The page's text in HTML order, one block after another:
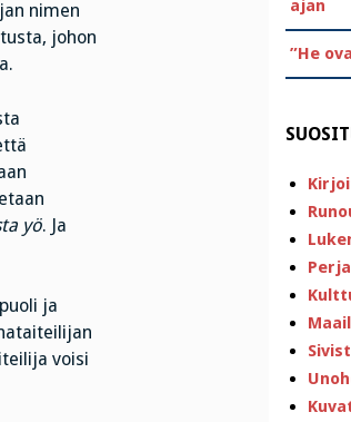
nimen
johon
yö. Ja
ja
voisi
ajan
”He